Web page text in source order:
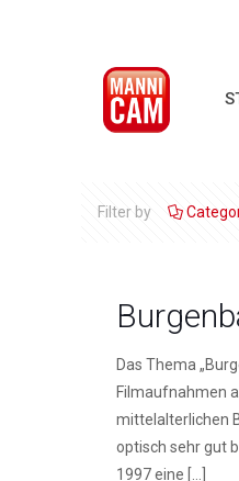
Filter by
Das Thema
Filmaufnahmen
mittelalterlichen
optisch sehr gut
1997 eine